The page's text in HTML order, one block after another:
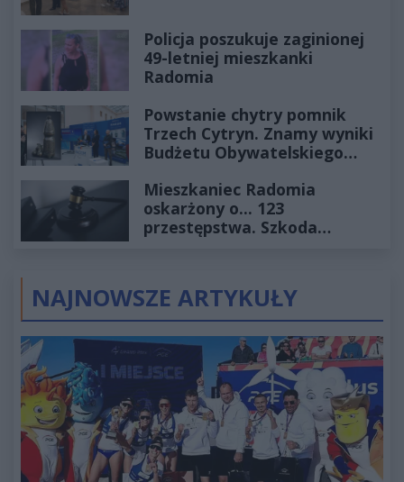
Policja poszukuje zaginionej
49-letniej mieszkanki
Radomia
Powstanie chytry pomnik
Trzech Cytryn. Znamy wyniki
Budżetu Obywatelskiego
Mieszkaniec Radomia
oskarżony o... 123
przestępstwa. Szkoda
NAJNOWSZE ARTYKUŁY